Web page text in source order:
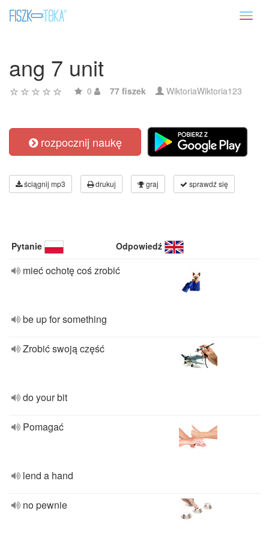
ang 7 unit
0 77 fiszek WiktoriaWiktoria123
rozpocznij naukę
ściągnij mp3 drukuj graj sprawdź się
Pytanie Odpowiedź
mieć ochotę coś zrobić
be up for something
Zrobić swoją część
do your bit
Pomagać
lend a hand
no pewnie